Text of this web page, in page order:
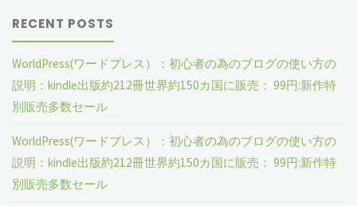
RECENT POSTS
WorldPress(ワードプレス）：初心者の為のブログの使い方の
説明：kindle出版約212冊世界約150カ国に販売： 99円:新作特
別販売多数セール
WorldPress(ワードプレス）：初心者の為のブログの使い方の
説明：kindle出版約212冊世界約150カ国に販売： 99円:新作特
別販売多数セール